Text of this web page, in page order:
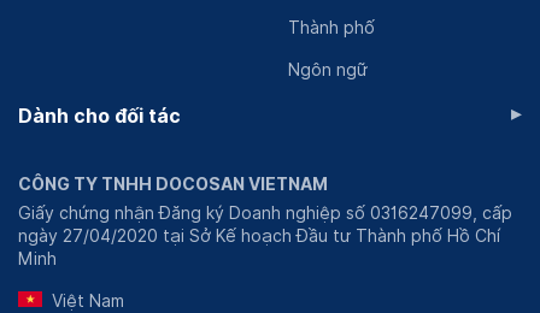
Thành phố
Ngôn ngữ
Dành cho đối tác ▸
CÔNG TY TNHH DOCOSAN VIETNAM
Giấy chứng nhận Đăng ký Doanh nghiệp số 0316247099, cấp
ngày 27/04/2020 tại Sở Kế hoạch Đầu tư Thành phố Hồ Chí
Minh
Việt Nam